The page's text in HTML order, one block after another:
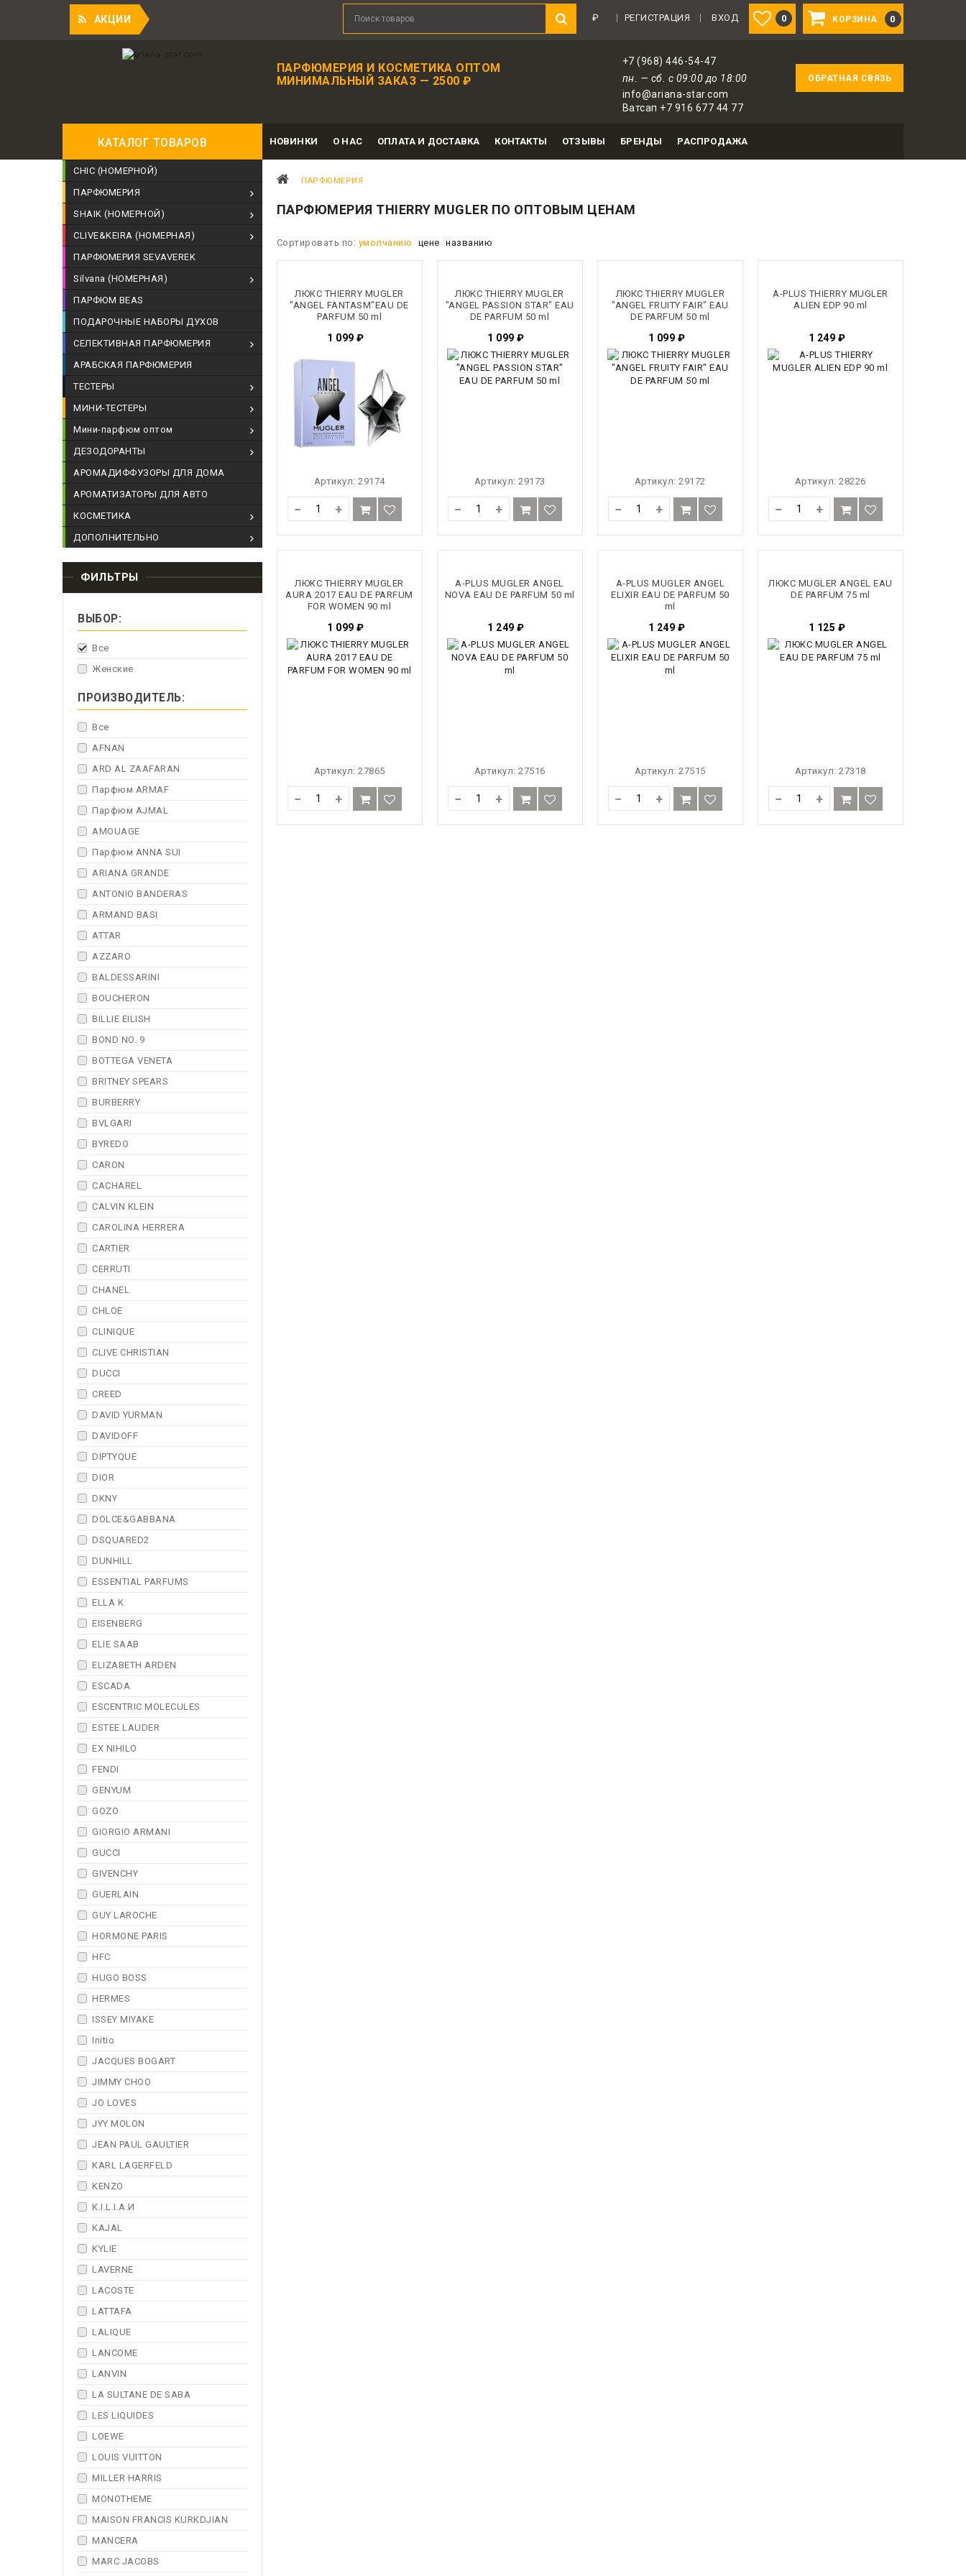
АКЦИИ Приятный подарок в каждом заказе! Зарегистрированным пользователям — 1 бонус за 100 ₽ от
КОРЗИНА 0
0
РЕГИСТРАЦИЯ ВХОД
₽
ПАРФЮМЕРИЯ И КОСМЕТИКА ОПТОМ
МИНИМАЛЬНЫЙ ЗАКАЗ — 2500 ₽
+7 (968) 446-54-47
пн. — сб. с 09:00 до 18:00
info@ariana-star.com
Ватсап +7 916 677 44 77
ОБРАТНАЯ СВЯЗЬ
КАТАЛОГ ТОВАРОВ НОВИНКИ О НАС ОПЛАТА И ДОСТАВКА КОНТАКТЫ ОТЗЫВЫ БРЕНДЫ РАСПРОДАЖА
CHIC (НОМЕРНОЙ)
ПАРФЮМЕРИЯ
SHAIK (НОМЕРНОЙ)
CLIVE&KEIRA (НОМЕРНАЯ)
ПАРФЮМЕРИЯ SEVAVEREK
Silvana (НОМЕРНАЯ)
ПАРФЮМ BEAS
ПОДАРОЧНЫЕ НАБОРЫ ДУХОВ
СЕЛЕКТИВНАЯ ПАРФЮМЕРИЯ
АРАБСКАЯ ПАРФЮМЕРИЯ
ТЕСТЕРЫ
МИНИ-ТЕСТЕРЫ
Мини-парфюм оптом
ДЕЗОДОРАНТЫ
АРОМАДИФФУЗОРЫ ДЛЯ ДОМА
АРОМАТИЗАТОРЫ ДЛЯ АВТО
КОСМЕТИКА
ДОПОЛНИТЕЛЬНО
ФИЛЬТРЫ
ВЫБОР:
Все
Женские
ПРОИЗВОДИТЕЛЬ:
Все
AFNAN
ARD AL ZAAFARAN
Парфюм ARMAF
Парфюм AJMAL
AMOUAGE
Парфюм ANNA SUI
ARIANA GRANDE
ANTONIO BANDERAS
ARMAND BASI
ATTAR
AZZARO
BALDESSARINI
BOUCHERON
BILLIE EILISH
BOND NO. 9
BOTTEGA VENETA
BRITNEY SPEARS
BURBERRY
BVLGARI
BYREDO
CARON
CACHAREL
CALVIN KLEIN
CAROLINA HERRERA
CARTIER
CERRUTI
CHANEL
CHLOE
CLINIQUE
CLIVE CHRISTIAN
DUCCI
CREED
DAVID YURMAN
DAVIDOFF
DIPTYQUE
DIOR
DKNY
DOLCE&GABBANA
DSQUARED2
DUNHILL
ESSENTIAL PARFUMS
ELLA K
EISENBERG
ELIE SAAB
ELIZABETH ARDEN
ESCADA
ESCENTRIC MOLECULES
ESTEE LAUDER
EX NIHILO
FENDI
GENYUM
GOZO
GIORGIO ARMANI
GUCCI
GIVENCHY
GUERLAIN
GUY LAROCHE
HORMONE PARIS
HFC
HUGO BOSS
HERMES
ISSEY MIYAKE
Initio
JACQUES BOGART
JIMMY CHOO
JO LOVES
JYY МОLON
JEAN PAUL GAULTIER
KARL LAGERFELD
KENZO
К.I.L.I.А.И
KAJAL
KYLIE
LAVERNE
LACOSTE
LATTAFA
LALIQUE
LANCOME
LANVIN
LA SULTANE DE SABA
LES LIQUIDES
LOEWE
LOUIS VUITTON
MILLER HARRIS
MONOTHEME
MAISON FRANCIS KURKDJIAN
MANCERA
MARC JACOBS
ПАРФЮМЕРИЯ
ПАРФЮМЕРИЯ THIERRY MUGLER ПО ОПТОВЫМ ЦЕНАМ
Сортировать по: умолчанию цене названию
ЛЮКС THIERRY MUGLER
"ANGEL FANTASM"EAU DE
PARFUM 50 ml
1 099 ₽
Артикул:29174
− +
ЛЮКС THIERRY MUGLER
"ANGEL PASSION STAR" EAU
DE PARFUM 50 ml
1 099 ₽
Артикул:29173
− +
ЛЮКС THIERRY MUGLER
"ANGEL FRUITY FAIR" EAU
DE PARFUM 50 ml
1 099 ₽
Артикул:29172
− +
A-PLUS THIERRY MUGLER
ALIEN EDP 90 ml
1 249 ₽
Артикул:28226
− +
ЛЮКС THIERRY MUGLER
AURA 2017 EAU DE PARFUM
FOR WOMEN 90 ml
1 099 ₽
Артикул:27865
− +
A-PLUS MUGLER ANGEL
NOVA EAU DE PARFUM 50 ml
1 249 ₽
Артикул:27516
− +
A-PLUS MUGLER ANGEL
ELIXIR EAU DE PARFUM 50
ml
1 249 ₽
Артикул:27515
− +
ЛЮКС MUGLER ANGEL EAU
DE PARFUM 75 ml
1 125 ₽
Артикул:27318
− +